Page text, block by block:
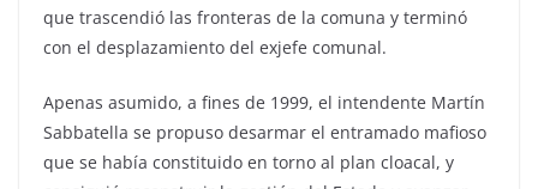
que trascendió las fronteras de la comuna y terminó
con el desplazamiento del exjefe comunal.
Apenas asumido, a fines de 1999, el intendente Martín
Sabbatella se propuso desarmar el entramado mafioso
que se había constituido en torno al plan cloacal, y